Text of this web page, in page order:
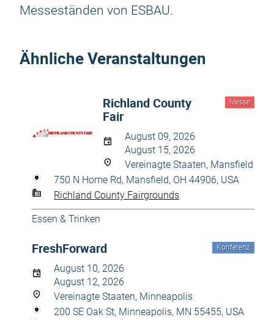
Messeständen von ESBAU.
Ähnliche Veranstaltungen
Messe
Richland County
Fair
August 09, 2026
August 15, 2026
Vereinagte Staaten, Mansfield
750 N Home Rd, Mansfield, OH 44906, USA
Richland County Fairgrounds
Essen & Trinken
Konferenz
FreshForward
August 10, 2026
August 12, 2026
Vereinagte Staaten, Minneapolis
200 SE Oak St, Minneapolis, MN 55455, USA